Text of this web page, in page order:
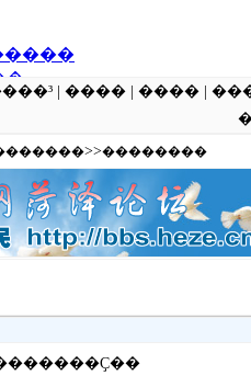
���� ����
>>��������